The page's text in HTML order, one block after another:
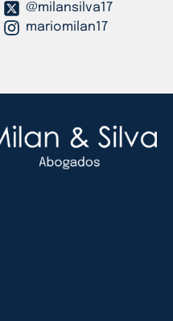
@milansilva17
mariomilan17